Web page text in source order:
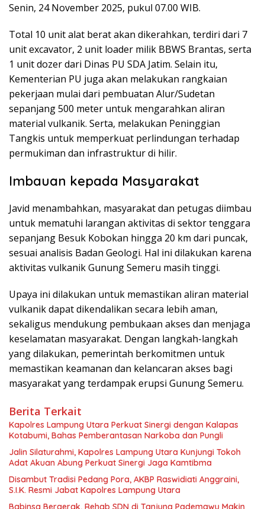
Senin, 24 November 2025, pukul 07.00 WIB.
Total 10 unit alat berat akan dikerahkan, terdiri dari 7
unit excavator, 2 unit loader milik BBWS Brantas, serta
1 unit dozer dari Dinas PU SDA Jatim. Selain itu,
Kementerian PU juga akan melakukan rangkaian
pekerjaan mulai dari pembuatan Alur/Sudetan
sepanjang 500 meter untuk mengarahkan aliran
material vulkanik. Serta, melakukan Peninggian
Tangkis untuk memperkuat perlindungan terhadap
permukiman dan infrastruktur di hilir.
Imbauan kepada Masyarakat
Javid menambahkan, masyarakat dan petugas diimbau
untuk mematuhi larangan aktivitas di sektor tenggara
sepanjang Besuk Kobokan hingga 20 km dari puncak,
sesuai analisis Badan Geologi. Hal ini dilakukan karena
aktivitas vulkanik Gunung Semeru masih tinggi.
Upaya ini dilakukan untuk memastikan aliran material
vulkanik dapat dikendalikan secara lebih aman,
sekaligus mendukung pembukaan akses dan menjaga
keselamatan masyarakat. Dengan langkah-langkah
yang dilakukan, pemerintah berkomitmen untuk
memastikan keamanan dan kelancaran akses bagi
masyarakat yang terdampak erupsi Gunung Semeru.
Berita Terkait
Kapolres Lampung Utara Perkuat Sinergi dengan Kalapas
Kotabumi, Bahas Pemberantasan Narkoba dan Pungli
Jalin Silaturahmi, Kapolres Lampung Utara Kunjungi Tokoh
Adat Akuan Abung Perkuat Sinergi Jaga Kamtibma
Disambut Tradisi Pedang Pora, AKBP Raswidiati Anggraini,
S.I.K. Resmi Jabat Kapolres Lampung Utara
Babinsa Bergerak, Rehab SDN di Tanjung Pademawu Makin